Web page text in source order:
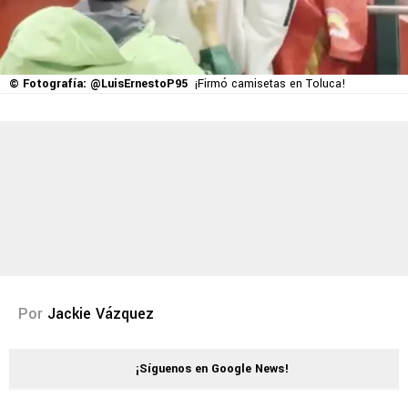
© Fotografía: @LuisErnestoP95 ¡Firmó camisetas en Toluca!
Por Jackie Vázquez
¡Síguenos en Google News!